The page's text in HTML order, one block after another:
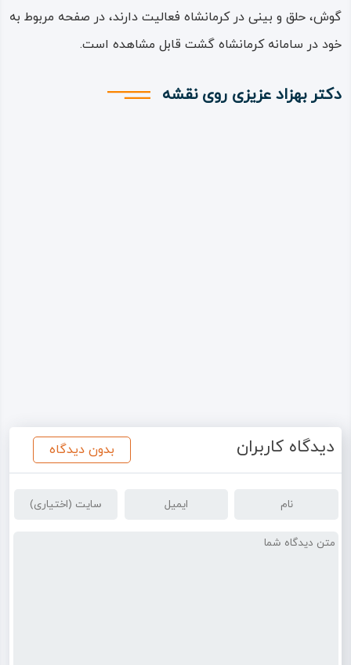
گوش، حلق و بینی در کرمانشاه فعالیت دارند، در صفحه مربوط به
خود در سامانه کرمانشاه گشت قابل مشاهده است.
دکتر بهزاد عزیزی روی نقشه
دیدگاه کاربران بدون دیدگاه